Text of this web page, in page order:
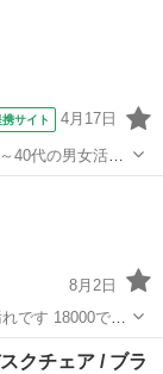
携サイト 4月17日
40代の男女活躍
料！赴任旅費会
年間休日135日
8月2日
です 18000で購
せん
クチェア / ブラ